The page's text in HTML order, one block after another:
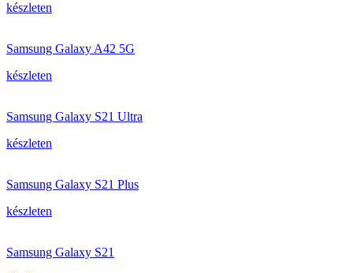
készleten
Samsung Galaxy A42 5G
készleten
Samsung Galaxy S21 Ultra
készleten
Samsung Galaxy S21 Plus
készleten
Samsung Galaxy S21